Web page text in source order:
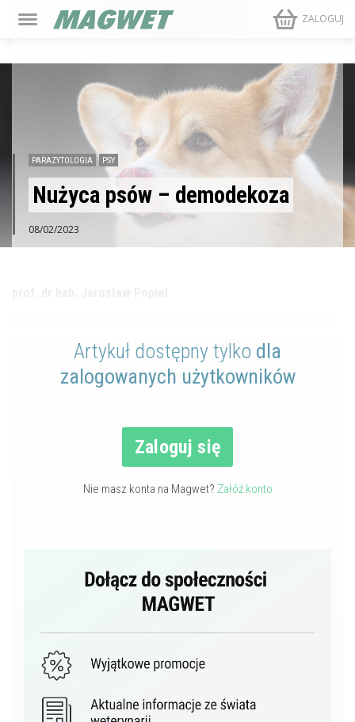
ZALOGUJ
PARAZYTOLOGIA PSY
Nużyca psów – demodekoza
08/02/2023
Artykuł dostępny tylko dla
zalogowanych użytkowników
Zaloguj się
Nie masz konta na Magwet? Załóż konto